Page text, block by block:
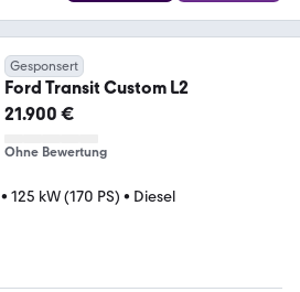
Gesponsert
Ford Transit Custom L2
21.900 €
Ohne Bewertung
• 125 kW (170 PS) • Diesel